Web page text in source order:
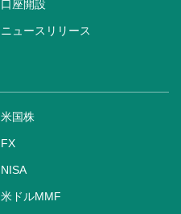
口座開設
ニュースリリース
米国株
FX
NISA
米ドルMMF